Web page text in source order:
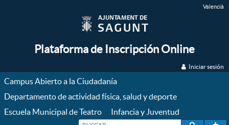
Valencià
Plataforma de Inscripción Online
Iniciar sesión
Campus Abierto a la Ciudadanía
Departamento de actividad física, salud y deporte
Escuela Municipal de Teatro
Infancia y Juventud